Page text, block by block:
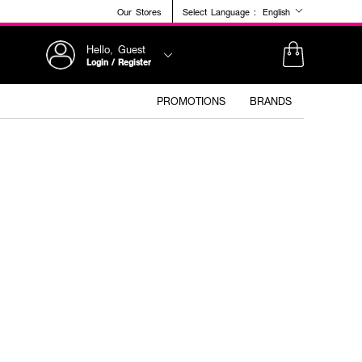
Our Stores Select Language : English
Hello, Guest
Login / Register
PROMOTIONS BRANDS